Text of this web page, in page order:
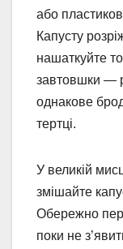
або
Капусту
нашаткуйте
завтовшки —
однакове
тертці.
У великій
змішайте
Обережно
поки не